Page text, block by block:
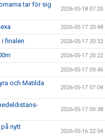
tar för sig
2026-05-18 07:20
2026-05-17 20:48
i finalen 2026-05-17 20:32
2026-05-17 20:22
2026-05-17 09:46
och Matilda
2026-05-17 07:04
2026-05-17 00:38
nytt
2026-05-16 22:54